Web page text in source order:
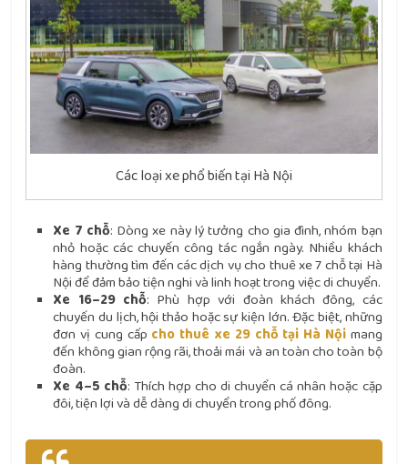
Các loại xe phổ biến tại Hà Nội
Xe 7 chỗ: Dòng xe này lý tưởng cho gia đình, nhóm bạn
nhỏ hoặc các chuyến công tác ngắn ngày. Nhiều khách
hàng thường tìm đến các dịch vụcho thuê xe 7 chỗ tại Hà
Nộiđể đảm bảo tiện nghi và linh hoạt trong việc di chuyển.
Xe 16–29 chỗ: Phù hợp với đoàn khách đông, các
chuyến du lịch, hội thảo hoặc sự kiện lớn. Đặc biệt, những
đơn vị cung cấp cho thuê xe 29 chỗ tại Hà Nộimang
đến không gian rộng rãi, thoải mái và an toàn cho toàn bộ
đoàn.
Xe 4–5 chỗ: Thích hợp cho di chuyển cá nhân hoặc cặp
đôi, tiện lợi và dễ dàng di chuyển trong phố đông.